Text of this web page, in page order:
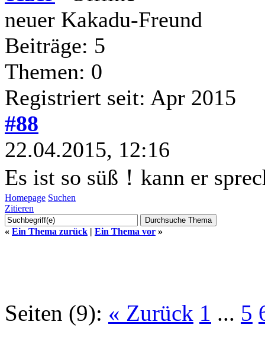
neuer Kakadu-Freund
Beiträge: 5
Themen: 0
Registriert seit: Apr 2015
#88
22.04.2015, 12:16
Es ist so süß！kann er
Homepage Suchen
Zitieren
« Ein Thema zurück | Ein Thema vor »
Seiten (9): « Zurück 1 ... 5